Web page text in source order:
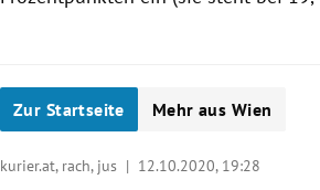
Zur Startseite Mehr aus Wien
kurier.at, rach, jus | 12.10.2020, 19:28